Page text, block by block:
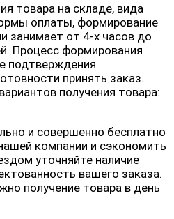
товара на складе, вида
оплаты, формирование
занимает от 4-х часов до
Процесс формирования
подтверждения
принять заказ.
получения товара:
и совершенно бесплатно
компании и сэкономить
уточняйте наличие
вашего заказа.
получение товара в день